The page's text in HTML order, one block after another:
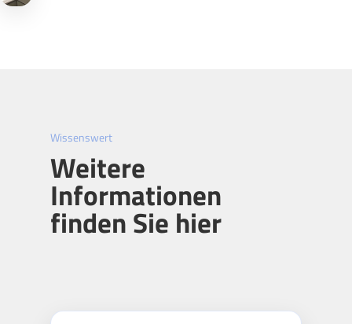
Wissenswert
Weitere
Informationen
finden Sie hier